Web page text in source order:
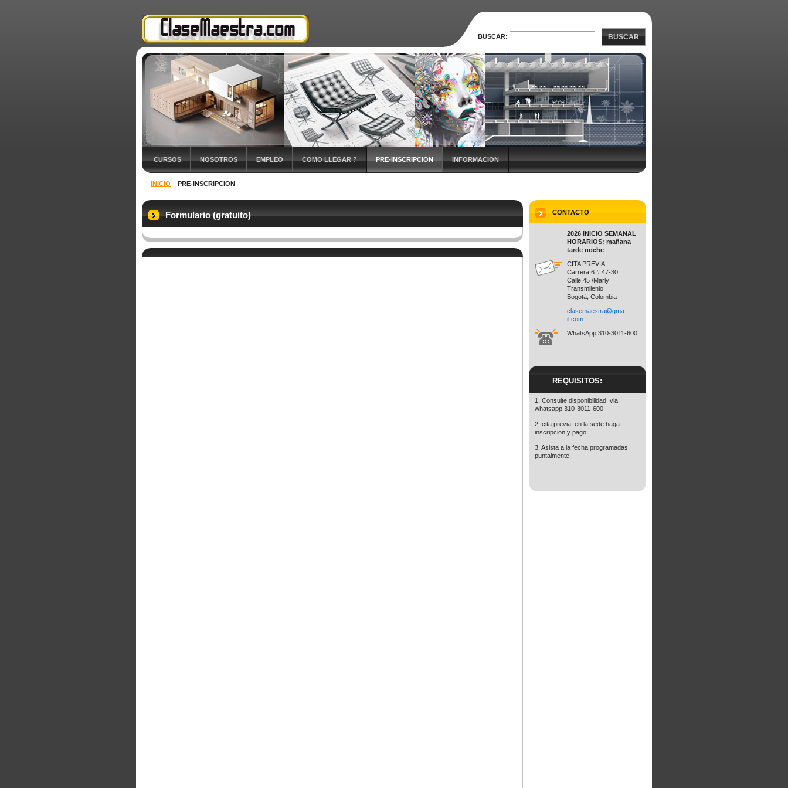
CURSOS NOSOTROS EMPLEO COMO LLEGAR ? PRE-INSCRIPCION INFORMACION
INICIO PRE-INSCRIPCION
Formulario (gratuito) CONTACTO
2026 INICIO SEMANAL
HORARIOS: mañana
tarde noche
CITA PREVIA
Carrera 6 # 47-30
Calle 45 /Marly
Transmilenio
Bogotá, Colombia
clasemaestra@gma
il.com
WhatsApp 310-3011-600
REQUISITOS:
1. Consulte disponibilidad via
whatsapp 310-3011-600
2. cita previa, en la sede haga
inscripcion y pago.
3. Asista a la fecha programadas,
puntalmente.
BUSCAR: BUSCAR